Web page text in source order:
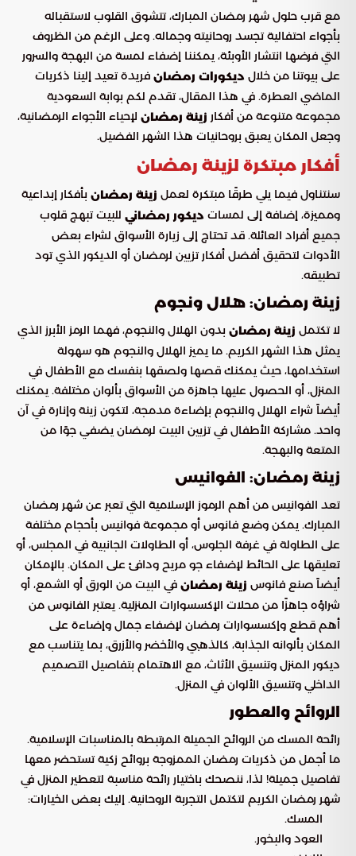
مع قرب حلول شهر رمضان المبارك، تتشوق القلوب لاستقباله
بأجواء احتفالية تجسد روحانيته وجماله. وعلى الرغم من الظروف
التي فرضها انتشار الأوبئة، يمكننا إضفاء لمسة من البهجة والسرور
على بيوتنا من خلال ديكورات رمضان فريدة تعيد إلينا ذكريات
الماضي العطرة. في هذا المقال، تقدم لكم بوابة السعودية
مجموعة متنوعة من أفكار زينة رمضان لإحياء الأجواء الرمضانية،
وجعل المكان يعبق بروحانيات هذا الشهر الفضيل.
أفكار مبتكرة لزينة رمضان
سنتناول فيما يلي طرقًا مبتكرة لعمل زينة رمضان بأفكار إبداعية
ومميزة، إضافة إلى لمسات ديكور رمضاني للبيت تبهج قلوب
جميع أفراد العائلة. قد تحتاج إلى زيارة الأسواق لشراء بعض
الأدوات لتحقيق أفضل أفكار تزيين لرمضان أو الديكور الذي تود
تطبيقه.
زينة رمضان: هلال ونجوم
لا تكتمل زينة رمضان بدون الهلال والنجوم، فهما الرمز الأبرز الذي
يمثل هذا الشهر الكريم. ما يميز الهلال والنجوم هو سهولة
استخدامها، حيث يمكنك قصها ولصقها بنفسك مع الأطفال في
المنزل، أو الحصول عليها جاهزة من الأسواق بألوان مختلفة. يمكنك
أيضاً شراء الهلال والنجوم بإضاءة مدمجة، لتكون زينة وإنارة في آن
واحد. مشاركة الأطفال في تزيين البيت لرمضان يضفي جوًا من
المتعة والبهجة.
زينة رمضان: الفوانيس
تعد الفوانيس من أهم الرموز الإسلامية التي تعبر عن شهر رمضان
المبارك. يمكن وضع فانوس أو مجموعة فوانيس بأحجام مختلفة
على الطاولة في غرفة الجلوس، أو الطاولات الجانبية في المجلس، أو
تعليقها على الحائط لإضفاء جو مريح ودافئ على المكان. بالإمكان
أيضاً صنع فانوس زينة رمضان في البيت من الورق أو الشمع، أو
شراؤه جاهزًا من محلات الإكسسوارات المنزلية. يعتبر الفانوس من
أهم قطع وإكسسوارات رمضان لإضفاء جمال وإضاءة على
المكان بألوانه الجذابة، كالذهبي والأخضر والأزرق، بما يتناسب مع
ديكور المنزل وتنسيق الأثاث، مع الاهتمام بتفاصيل التصميم
الداخلي وتنسيق الألوان في المنزل.
الروائح والعطور
رائحة المسك من الروائح الجميلة المرتبطة بالمناسبات الإسلامية.
ما أجمل من ذكريات رمضان الممزوجة بروائح زكية تستحضر معها
تفاصيل جميلة! لذا، ننصحك باختيار رائحة مناسبة لتعطير المنزل في
شهر رمضان الكريم لتكتمل التجربة الروحانية. إليك بعض الخيارات:
المسك.
العود والبخور.